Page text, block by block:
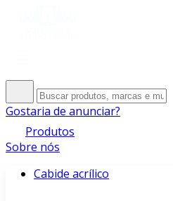
Gostaria de anunciar?
Produtos
Sobre nós
Cabide acrílico